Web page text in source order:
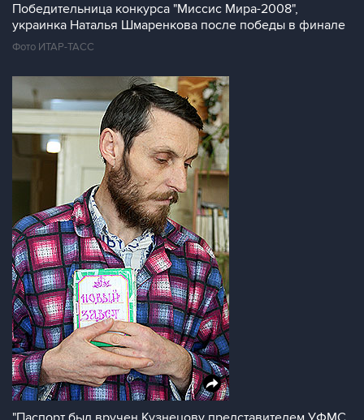
Победительница конкурса "Миссис Мира-2008",
украинка Наталья Шмаренкова после победы в финале
Фото ИТАР-ТАСС